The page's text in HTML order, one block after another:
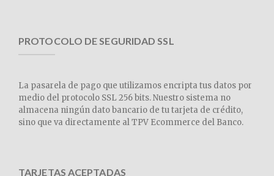
PROTOCOLO DE SEGURIDAD SSL
La pasarela de pago que utilizamos encripta tus datos por
medio del protocolo SSL 256 bits. Nuestro sistema no
almacena ningún dato bancario de tu tarjeta de crédito,
sino que va directamente al TPV Ecommerce del Banco.
TARJETAS ACEPTADAS